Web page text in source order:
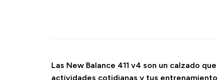
Las New Balance 411 v4 son un calzado
actividades cotidianas y tus